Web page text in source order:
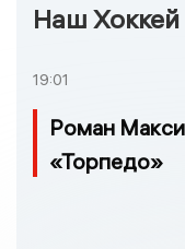
Наш Хоккей
19:01
Роман
«Торпедо»